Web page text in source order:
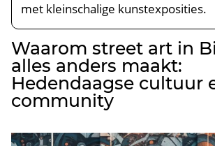
met kleinschalige kunstexposities.​
Waarom street art in
alles anders maakt:
Hedendaagse cultuur
community